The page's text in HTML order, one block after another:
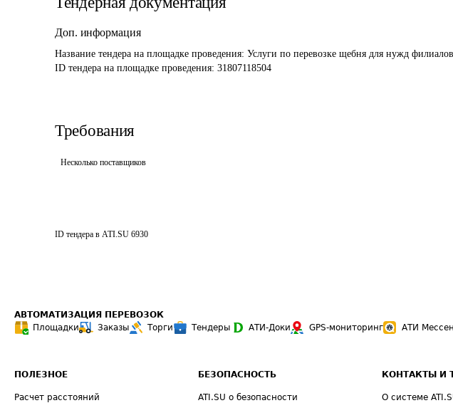
Доп. информация
Название тендера на площадке проведения: Услуги по перевозке щебня для нужд
ID тендера на площадке проведения: 31807118504
Требования
Несколько поставщиков
ID тендера в ATI.SU 6930
АВТОМАТИЗАЦИЯ ПЕРЕВОЗОК
Площадки
Заказы Торги Тендеры АТИ-Доки GPS-мониторинг АТИ
ПОЛЕЗНОЕ
Расчет расстояний
БЕЗОПАСНОСТЬ
ATI.SU о безопасности
КОНТАКТЫ И
О системе